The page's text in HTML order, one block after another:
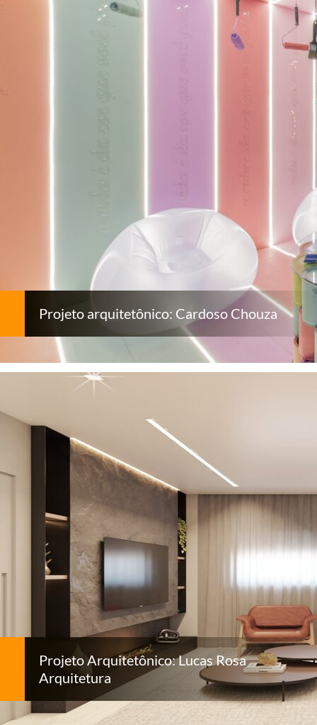
Projeto arquitetônico: Cardoso Chouza
Projeto Arquitetônico: Lucas Rosa
Arquitetura